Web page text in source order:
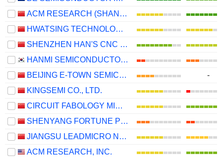
ACM RESEARCH (SHANGHAI), INC.
HWATSING TECHNOLOGY CO., LTD.
SHENZHEN HAN'S CNC TECHNOLOGY CO., LTD.
HANMI SEMICONDUCTOR CO., LTD.
BEIJING E-TOWN SEMICONDUCTOR TECHNOLOGY CO., LTD.
-
KINGSEMI CO., LTD.
CIRCUIT FABOLOGY MICROELECTRONICS EQUIPMENT CO., LTD.
SHENYANG FORTUNE PRECISION EQUIPMENT CO., LTD.
JIANGSU LEADMICRO NANO-EQUIPMENT TECHNOLOGY LTD
ACM RESEARCH, INC.